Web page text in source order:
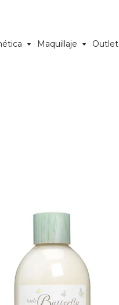
Maquillaje Outlet